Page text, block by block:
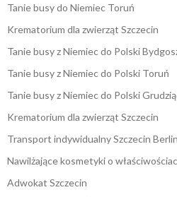
Tanie busy do Niemiec Toruń
Krematorium dla zwierząt Szczecin
Tanie busy z Niemiec do Polski
Tanie busy z Niemiec do Polski Toruń
Tanie busy z Niemiec do Polski
Krematorium dla zwierząt Szczecin
Transport indywidualny Szczecin Berlin
Nawilżające kosmetyki o
Adwokat Szczecin